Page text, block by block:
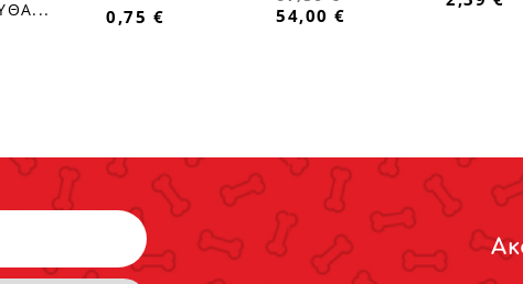
0,75 € 54,00 €